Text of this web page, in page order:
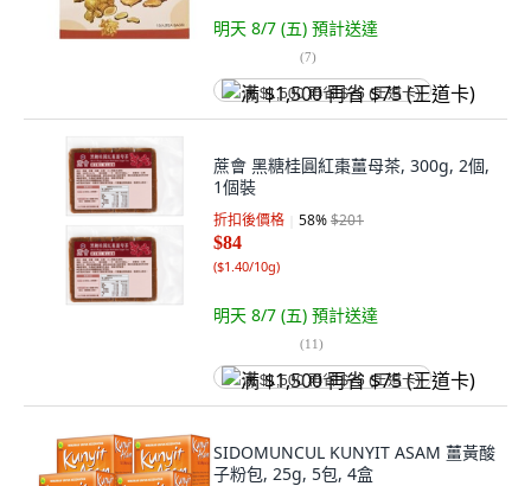
明天 8/7 (五) 預計送達
(7)
满 $1,500 再省 $75 (王道卡)
蔗會 黑糖桂圓紅棗薑母茶, 300g, 2個,
1個裝
折扣後價格 58%$201
$84
($1.40/10g)
明天 8/7 (五) 預計送達
(11)
满 $1,500 再省 $75 (王道卡)
SIDOMUNCUL KUNYIT ASAM 薑黃酸
子粉包, 25g, 5包, 4盒